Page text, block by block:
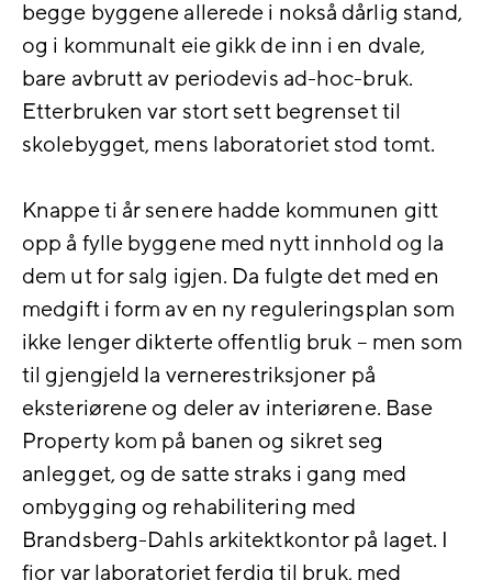
begge byggene allerede i nokså dårlig stand,
og i kommunalt eie gikk de inn i en dvale,
bare avbrutt av periodevis ad-hoc-bruk.
Etterbruken var stort sett begrenset til
skolebygget, mens laboratoriet stod tomt.
Knappe ti år senere hadde kommunen gitt
opp å fylle byggene med nytt innhold og la
dem ut for salg igjen. Da fulgte det med en
medgift i form av en ny reguleringsplan som
ikke lenger dikterte offentlig bruk – men som
til gjengjeld la vernerestriksjoner på
eksteriørene og deler av interiørene. Base
Property kom på banen og sikret seg
anlegget, og de satte straks i gang med
ombygging og rehabilitering med
Brandsberg-Dahls arkitektkontor på laget. I
fjor var laboratoriet ferdig til bruk, med